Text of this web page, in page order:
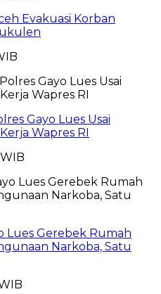
Evakuasi Korban
Gayo Lues Usai
Wapres RI
Lues Gerebek Rumah
Narkoba, Satu